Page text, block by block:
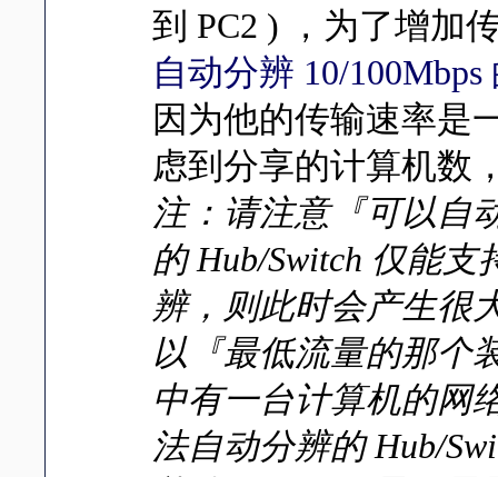
到 PC2 ) ，为了增加
自动分辨 10/
因为他的传输速率是
虑到分享的计算机数
注：请注意『可以自
的 Hub/Switch 仅能支
辨，则此时会产生很
以『最低流量的那个
中有一台计算机的网
法自动分辨的 Hub/